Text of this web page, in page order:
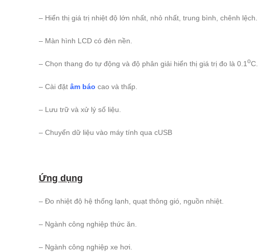
– Hiển thị giá trị nhiệt độ lớn nhất, nhỏ nhất, trung bình, chênh lệch.
– Màn hình LCD có đèn nền.
– Chọn thang đo tự động và độ phân giải hiển thị giá trị đo là 0.1oC.
– Cài đặt âm báo cao và thấp.
– Lưu trữ và xử lý số liệu.
– Chuyển dữ liệu vào máy tính qua cUSB
Ứng dụng
– Đo nhiệt độ hệ thống lạnh, quạt thông gió, nguồn nhiệt.
– Ngành công nghiệp thức ăn.
– Ngành công nghiệp xe hơi.